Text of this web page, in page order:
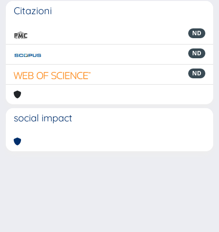
Citazioni
ND
ND
ND
social impact